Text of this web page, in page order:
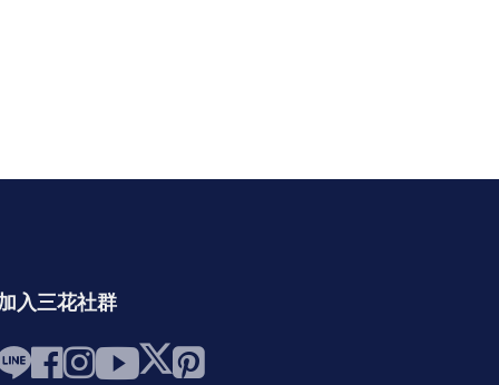
入三花社群